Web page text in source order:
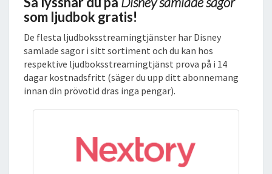
som ljudbok gratis!
De flesta ljudboksstreamingtjänster har Disney
samlade sagor i sitt sortiment och du kan hos
respektive ljudboksstreamingtjänst prova på i 14
dagar kostnadsfritt (säger du upp ditt abonnemang
innan din prövotid dras inga pengar).